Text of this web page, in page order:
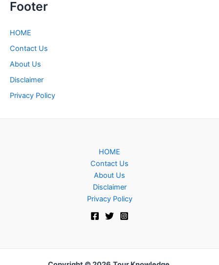
Footer
HOME
Contact Us
About Us
Disclaimer
Privacy Policy
HOME
Contact Us
About Us
Disclaimer
Privacy Policy